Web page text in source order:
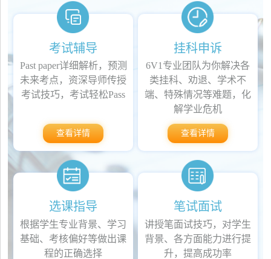
考试辅导
Past paper详细解析，预测
未来考点，资深导师传授
考试技巧，考试轻松Pass
查看详情
挂科申诉
6V1专业团队为你解决各
类挂科、劝退、学术不
端、特殊情况等难题，化
解学业危机
查看详情
选课指导
根据学生专业背景、学习
基础、考核偏好等做出课
程的正确选择
笔试面试
讲授笔面试技巧，对学生
背景、各方面能力进行提
升，提高成功率